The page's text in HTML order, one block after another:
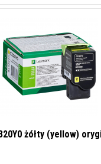
żółty (yellow)